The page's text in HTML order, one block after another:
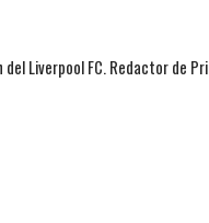
Liverpool FC. Redactor de